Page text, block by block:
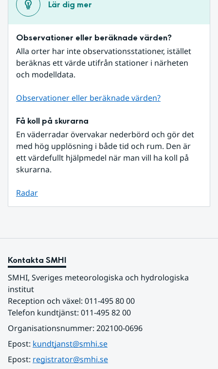
Lär dig mer
Observationer eller beräknade värden?
Alla orter har inte observationsstationer, istället
beräknas ett värde utifrån stationer i närheten
och modelldata.
Observationer eller beräknade värden?
Få koll på skurarna
En väderradar övervakar nederbörd och gör det
med hög upplösning i både tid och rum. Den är
ett värdefullt hjälpmedel när man vill ha koll på
skurarna.
Radar
Kontakta SMHI
SMHI, Sveriges meteorologiska och hydrologiska
institut
Reception och växel: 011-495 80 00
Telefon kundtjänst: 011-495 82 00
Organisationsnummer: 202100-0696
Epost: kundtjanst@smhi.se
Epost: registrator@smhi.se